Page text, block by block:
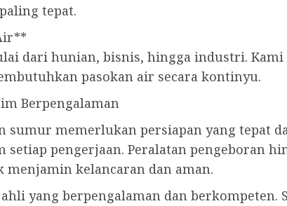
tepat.
dari hunian, bisnis, hingga industri.
pasokan air secara kontinyu.
Berpengalaman
sumur memerlukan persiapan yang tepat
pengerjaan. Peralatan pengeboran
kelancaran dan aman.
yang berpengalaman dan berkompeten.